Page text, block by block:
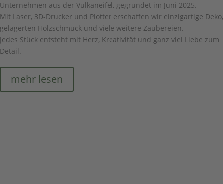
Unternehmen aus der Vulkaneifel, gegründet im Juni 2025.
Mit Laser, 3D-Drucker und Plotter erschaffen wir einzigartige Deko,
gelagerten Holzschmuck und viele weitere Zaubereien.
Jedes Stück entsteht mit Herz, Kreativität und ganz viel Liebe zum
Detail.
mehr lesen